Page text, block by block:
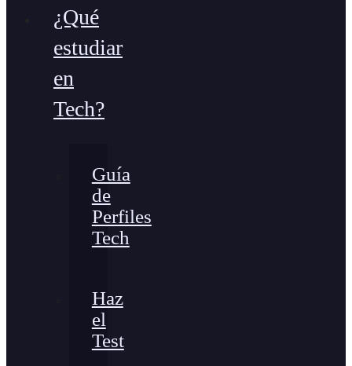
¿Qué
estudiar
en
Tech?
Guía
de
Perfiles
Tech
Haz
el
Test